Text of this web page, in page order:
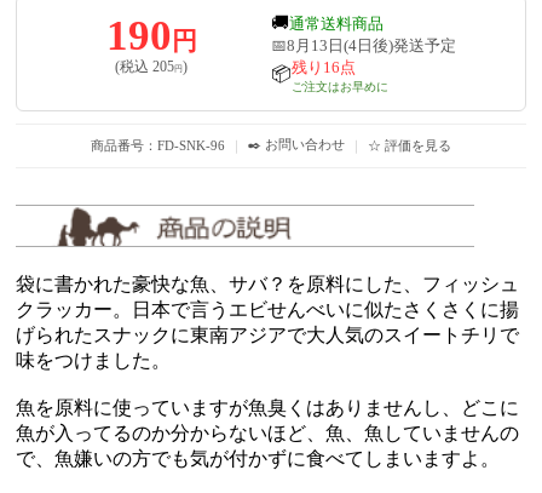
190 円
(税込205円)
🚚通常送料商品
📅8月13日(4日後)発送予定
📦残り16点
ご注文はお早めに
商品番号：FD-SNK-96 ｜ ✒️ お問い合わせ ｜ ☆ 評価を見る
袋に書かれた豪快な魚、サバ？を原料にした、フィッシュ
クラッカー。日本で言うエビせんべいに似たさくさくに揚
げられたスナックに東南アジアで大人気のスイートチリで
味をつけました。
魚を原料に使っていますが魚臭くはありませんし、どこに
魚が入ってるのか分からないほど、魚、魚していませんの
で、魚嫌いの方でも気が付かずに食べてしまいますよ。